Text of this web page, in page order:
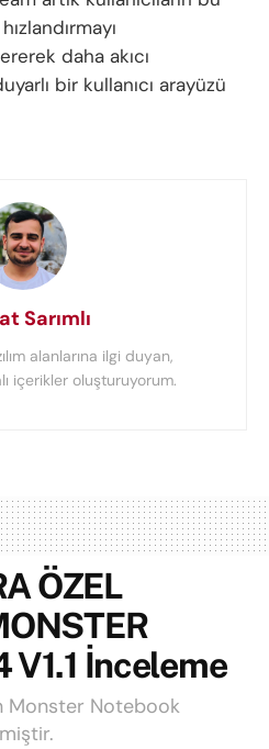
daha akıcı
bir kullanıcı arayüzü
Sarımlı
alanlarına ilgi duyan,
içerikler oluşturuyorum.
ÖZEL
V1.1 İnceleme
Monster Notebook